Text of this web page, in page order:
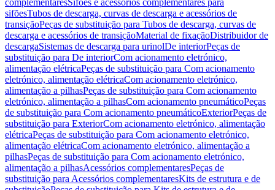
complementaresSifões e acessórios complementares para
sifõesTubos de descarga, curvas de descarga e acessórios de
transiçãoPeças de substituição para Tubos de descarga, curvas de
descarga e acessórios de transiçãoMaterial de fixaçãoDistribuidor de
descargaSistemas de descarga para urinolDe interiorPeças de
substituição para De interiorCom acionamento eletrónico,
alimentação elétricaPeças de substituição para Com acionamento
eletrónico, alimentação elétricaCom acionamento eletrónico,
alimentação a pilhasPeças de substituição para Com acionamento
eletrónico, alimentação a pilhasCom acionamento pneumáticoPeças
de substituição para Com acionamento pneumáticoExteriorPeças de
substituição para ExteriorCom acionamento eletrónico, alimentação
elétricaPeças de substituição para Com acionamento eletrónico,
alimentação elétricaCom acionamento eletrónico, alimentação a
pilhasPeças de substituição para Com acionamento eletrónico,
alimentação a pilhasAcessórios complementaresPeças de
substituição para Acessórios complementaresKits de estrutura e de